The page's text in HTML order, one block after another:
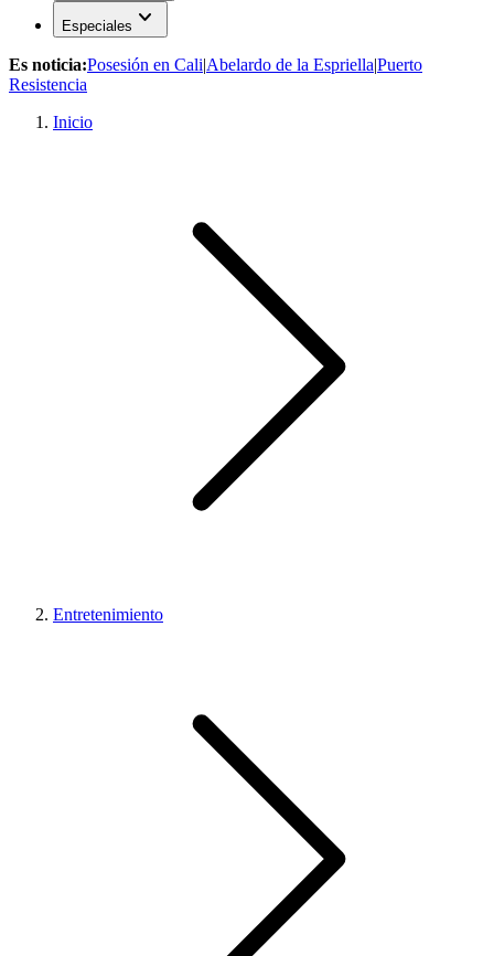
Especiales expand_more
Es noticia:Posesión en Cali|Abelardo de la Espriella|Puerto
Resistencia
Inicio
Entretenimiento